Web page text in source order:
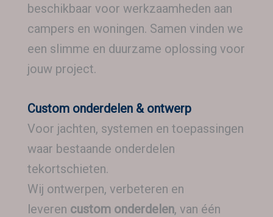
beschikbaar voor werkzaamheden aan
campers en woningen. Samen vinden we
een slimme en duurzame oplossing voor
jouw project.
Custom onderdelen & ontwerp
Voor jachten, systemen en toepassingen
waar bestaande onderdelen
tekortschieten.
Wij ontwerpen, verbeteren en
leveren custom onderdelen, van één